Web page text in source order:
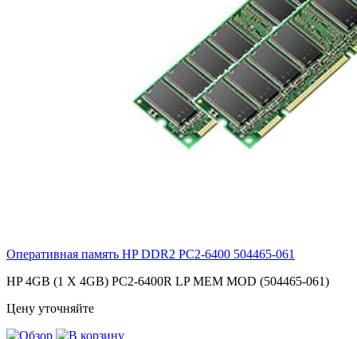
Оперативная память HP DDR2 PC2-6400 504465-061
HP 4GB (1 X 4GB) PC2-6400R LP MEM MOD (504465-061)
Цену уточняйте